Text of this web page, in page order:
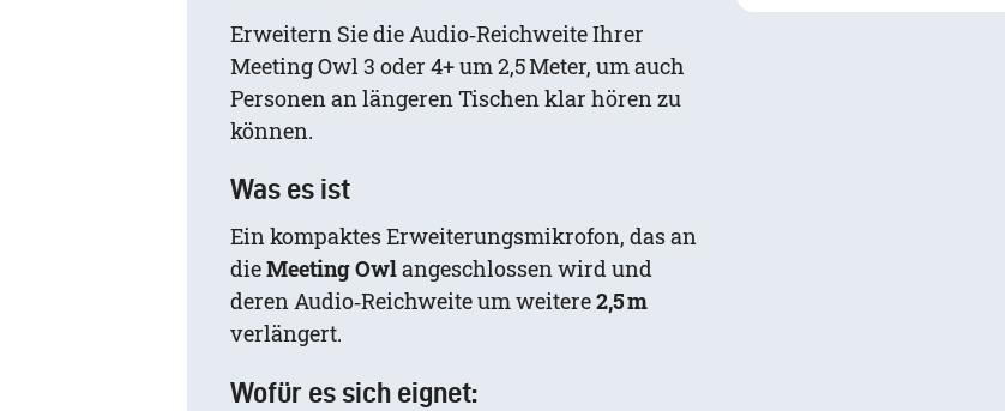
Erweitern Sie die Audio‑Reichweite Ihrer
Meeting Owl 3 oder 4+ um 2,5 Meter, um auch
Personen an längeren Tischen klar hören zu
können.
Was es ist
Ein kompaktes Erweiterungsmikrofon, das an
dieMeeting Owlangeschlossen wird und
deren Audio‑Reichweite um weitere2,5 m
verlängert.
Wofür es sich eignet: